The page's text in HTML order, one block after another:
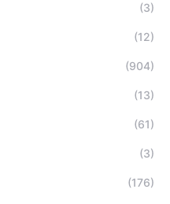
(3)
(12)
(904)
(13)
(61)
(3)
(176)